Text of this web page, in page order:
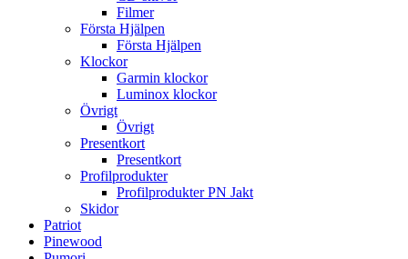
Filmer
Första Hjälpen
Första Hjälpen
Klockor
Garmin klockor
Luminox klockor
Övrigt
Övrigt
Presentkort
Presentkort
Profilprodukter
Profilprodukter PN Jakt
Skidor
Patriot
Pinewood